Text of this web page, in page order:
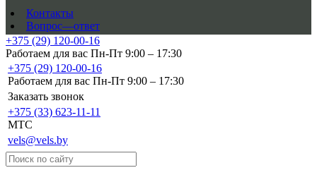
Контакты
Вопрос—ответ
+375 (29) 120-00-16
Работаем для вас Пн-Пт 9:00 – 17:30
+375 (29) 120-00-16
Работаем для вас Пн-Пт 9:00 – 17:30
Заказать звонок
+375 (33) 623-11-11
MTC
vels@vels.by